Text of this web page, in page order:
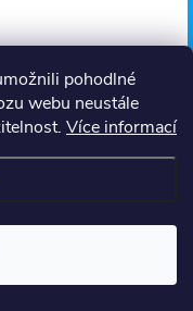
pohodlné
webu neustále
Více informací